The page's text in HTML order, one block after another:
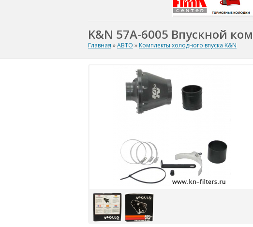
K&N 57A-6005 Впускной
Главная »АВТО » Комплекты холодного впуска K&N